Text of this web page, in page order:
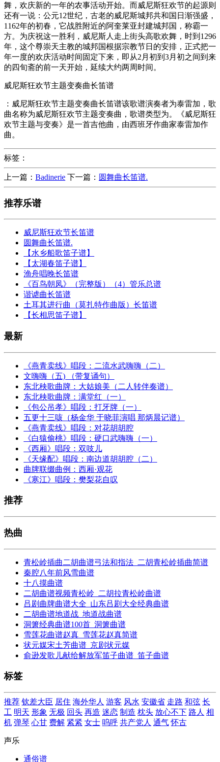
舞，欢庆新的一年的农事活动开始。而威尼斯狂欢节的起源则
还有一说：公元12世纪，古老的威尼斯城邦共和国日渐强盛，
1162年的初春，它战胜附近的阿奎莱亚封建城邦国，称霸一
方。为庆祝这一胜利，威尼斯人走上街头高歌欢舞，时到1296
年，这个尊崇天主教的城邦国根据宗教节日的安排，正式把一
年一度的欢庆活动时间固定下来，即从2月初到3月初之间到来
的四旬斋的前一天开始，延续大约两周时间。
威尼斯狂欢节主题变奏曲长笛谱
：威尼斯狂欢节主题变奏曲长笛谱该歌谱演奏者为泰雷加，歌
曲名称为威尼斯狂欢节主题变奏曲，歌谱类型为。《威尼斯狂
欢节主题与变奏》是一首吉他曲，由西班牙作曲家泰雷加作
曲。
标签：
上一篇： Badinerie 下一篇： 圆舞曲长笛谱.
推荐乐谱
威尼斯狂欢节长笛谱
圆舞曲长笛谱.
【水乡船歌笛子谱】
【太湖春笛子谱】
渔舟唱晚长笛谱
《百鸟朝凤》（完整版）（4）管乐总谱
谐谑曲长笛谱
土耳其进行曲（莫扎特作曲版）长笛谱
【长相思笛子谱】
最新
《燕青卖线》唱段：二流水武嗨嗨（二）
文嗨嗨（五) （带复诵句）
东北秧歌曲牌：大姑娘美（二人转伴奏谱）
东北秧歌曲牌：满堂红（一）
《包公吊孝》唱段：打牙牌（一）
五更十三咳（杨金华 于晓菲演唱 那炳晨记谱）
《燕青卖线》唱段：对花胡胡腔
《白猿偷桃》唱段：硬口武嗨嗨（一）
《西厢》唱段：双吱儿
《天缘配》唱段：南边道胡胡腔（二）
曲牌联缀曲例：西厢·观花
《寒江》唱段：樊梨花自叹
推荐
热曲
青松岭插曲二胡曲谱弓法和指法_二胡青松岭插曲简谱
秦腔八年前风雪曲谱
十八摸曲谱
二胡曲谱视频青松岭_二胡拉青松岭曲谱
吕剧曲牌曲谱大全_山东吕剧大全经典曲谱
二胡曲谱地道战_地道战曲谱
洞箫经典曲谱100首_洞箫曲谱
雪莲花曲谱赵真_雪莲花赵真简谱
状元媒宋土芳曲谱_京剧状元媒
俞逊发歌儿献给解放军笛子曲谱_笛子曲谱
标签
推荐 钦差大臣 居住 海外华人 游客 风水 安徽省 走路 和弦 长
工 明天 形象 无极 回头 再造 迷恋 制造 枕头 放心不下 路人 相
机 弹琴 心甘 费解 紧紧 女士 呜呼 共产党人 通气 怀古
声乐
通俗谱